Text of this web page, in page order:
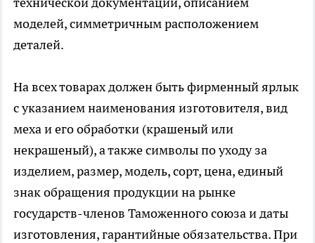
моделей, симметричным расположением
деталей.
На всех товарах должен быть фирменный ярлык
с указанием наименования изготовителя, вид
меха и его обработки (крашеный или
некрашеный), а также символы по уходу за
изделием, размер, модель, сорт, цена, единый
знак обращения продукции на рынке
государств-членов Таможенного союза и даты
изготовления, гарантийные обязательства. При